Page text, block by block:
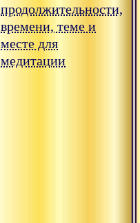
продолжительности,
времени, теме и
месте для
медитации